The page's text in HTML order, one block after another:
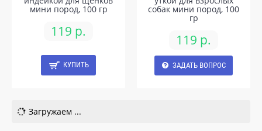
мини пород, 100 гр
119 р.
КУПИТЬ
собак мини пород, 100
гр
119 р.
ЗАДАТЬ ВОПРОС
Загружаем ...